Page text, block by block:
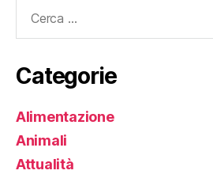
Categorie
Alimentazione
Animali
Attualità